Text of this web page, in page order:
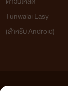
Tunwalai Easy
(สำหรับ Android)